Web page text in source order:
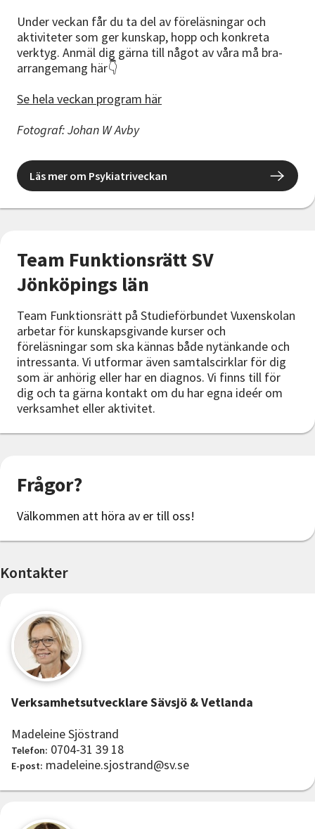
Under veckan får du ta del av föreläsningar och
aktiviteter som ger kunskap, hopp och konkreta
verktyg. Anmäl dig gärna till något av våra må bra-
arrangemang här👇
Se hela veckan program här
Fotograf: Johan W Avby
Läs mer om Psykiatriveckan
Team Funktionsrätt SV
Jönköpings län
Team Funktionsrätt på Studieförbundet Vuxenskolan
arbetar för kunskapsgivande kurser och
föreläsningar som ska kännas både nytänkande och
intressanta. Vi utformar även samtalscirklar för dig
som är anhörig eller har en diagnos. Vi finns till för
dig och ta gärna kontakt om du har egna ideér om
verksamhet eller aktivitet.
Frågor?
Välkommen att höra av er till oss!
Kontakter
Verksamhetsutvecklare Sävsjö & Vetlanda
Madeleine Sjöstrand
Telefon: 0704-31 39 18
E-post: madeleine.sjostrand@sv.se